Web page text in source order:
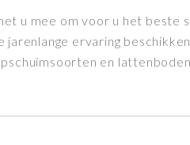
u mee om voor u het beste
jarenlange ervaring
en